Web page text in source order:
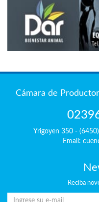
Cámara de
Yrigoyen 350 -
Email:
Reciba